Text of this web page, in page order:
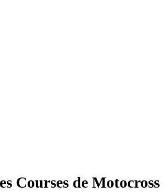
Courses de